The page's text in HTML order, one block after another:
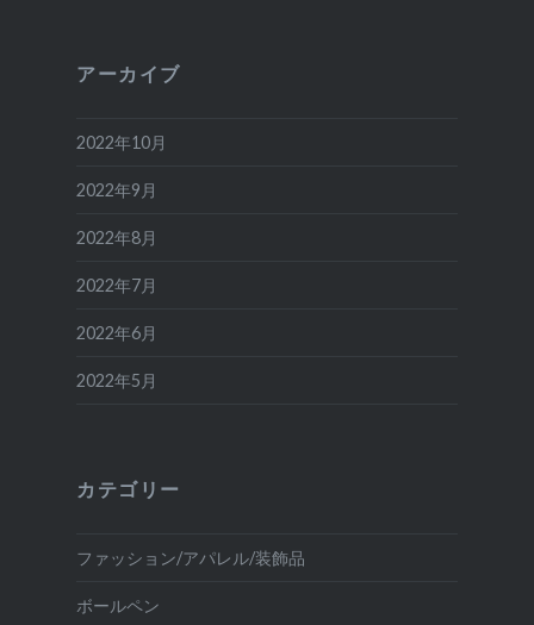
アーカイブ
2022年10月
2022年9月
2022年8月
2022年7月
2022年6月
2022年5月
カテゴリー
ファッション/アパレル/装飾品
ボールペン